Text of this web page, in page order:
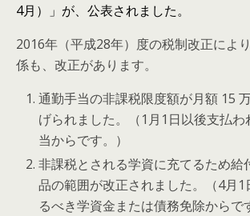
4月）」が、公表されました。
2016年（平成28年）度の税制改正によ
係も、改正があります。
通勤手当の非課税限度額が月額 15
げられました。（1月1日以後支払わ
当からです。）
非課税とされる学資に充てるため給
品の範囲が改正されました。（4月1
るべき学資金または債務免除からで